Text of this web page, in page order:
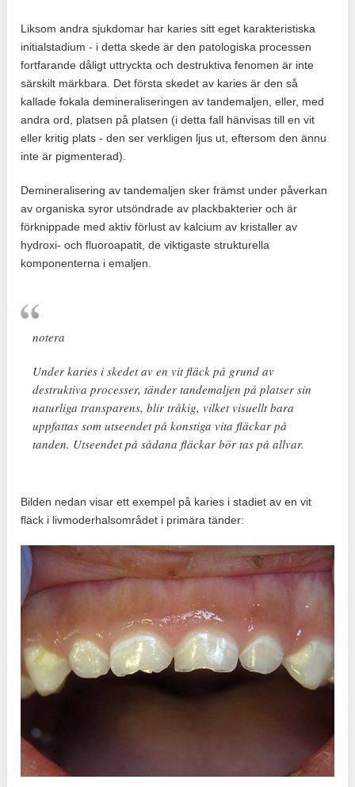
Liksom andra sjukdomar har karies sitt eget karakteristiska
initialstadium - i detta skede är den patologiska processen
fortfarande dåligt uttryckta och destruktiva fenomen är inte
särskilt märkbara. Det första skedet av karies är den så
kallade fokala demineraliseringen av tandemaljen, eller, med
andra ord, platsen på platsen (i detta fall hänvisas till en vit
eller kritig plats - den ser verkligen ljus ut, eftersom den ännu
inte är pigmenterad).
Demineralisering av tandemaljen sker främst under påverkan
av organiska syror utsöndrade av plackbakterier och är
förknippade med aktiv förlust av kalcium av kristaller av
hydroxi- och fluoroapatit, de viktigaste strukturella
komponenterna i emaljen.
notera
Under karies i skedet av en vit fläck på grund av
destruktiva processer, tänder tandemaljen på platser sin
naturliga transparens, blir tråkig, vilket visuellt bara
uppfattas som utseendet på konstiga vita fläckar på
tanden. Utseendet på sådana fläckar bör tas på allvar.
Bilden nedan visar ett exempel på karies i stadiet av en vit
fläck i livmoderhalsområdet i primära tänder: